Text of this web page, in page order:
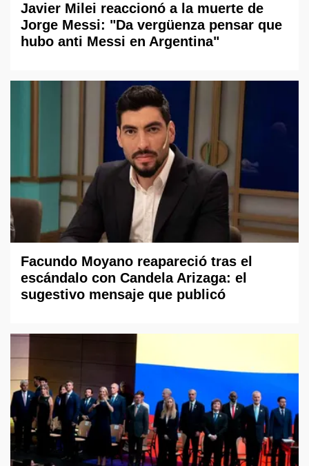
Javier Milei reaccionó a la muerte de
Jorge Messi: "Da vergüenza pensar que
hubo anti Messi en Argentina"
Facundo Moyano reapareció tras el
escándalo con Candela Arizaga: el
sugestivo mensaje que publicó